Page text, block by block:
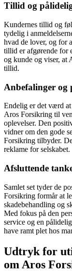
Tillid og
Kundernes tillid og
tydelig i
hvad de lover, og for
tillid er afgørende for
og kunde og viser, at
tillid.
Anbefalinger og
Endelig er det værd
Aros Forsikring til
oplevelser. Den
vidner om den gode
Forsikring tilbyder.
reklame for selskabet.
Afsluttende
Samlet set tyder de
Forsikring formår at
skadebehandling og
Med fokus på den
service og en
have ramt plet hos
Udtryk for
om Aros